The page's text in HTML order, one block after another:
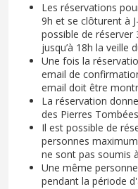
Les réservations
9h et se clôturent à
possible de
jusqu’à 18h la veille
Une fois la
email de
email doit être
La réservation
des Pierres
Il est possible de
personnes
ne sont pas soumis
Une même
pendant la période